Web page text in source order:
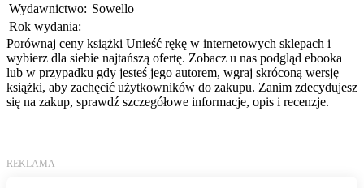
Wydawnictwo: Sowello
Rok wydania:
Porównaj ceny książki Unieść rękę w internetowych sklepach i
wybierz dla siebie najtańszą ofertę. Zobacz u nas podgląd ebooka
lub w przypadku gdy jesteś jego autorem, wgraj skróconą wersję
książki, aby zachęcić użytkowników do zakupu. Zanim zdecydujesz
się na zakup, sprawdź szczegółowe informacje, opis i recenzje.